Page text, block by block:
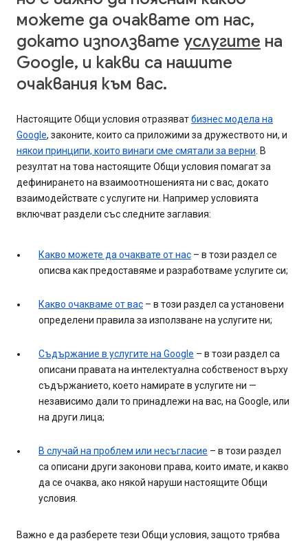
можете да очаквате от нас,
докато използвате услугите на
Google, и какви са нашите
очаквания към вас.
Настоящите Общи условия отразяватбизнес модела на
Google, законите, които са приложими за дружеството ни, и
някои принципи, които винаги сме смятали за верни . В
резултат на това настоящите Общи условия помагат за
дефинирането на взаимоотношенията ни с вас, докато
взаимодействате с услугите ни. Например условията
включват раздели със следните заглавия:
Какво можете да очаквате от нас – в този раздел се
описва как предоставяме и разработваме услугите си;
Какво очакваме от вас – в този раздел са установени
определени правила за използване на услугите ни;
Съдържание в услугите на Google – в този раздел са
описани правата на интелектуална собственост върху
съдържанието, което намирате в услугите ни —
независимо дали то принадлежи на вас, на Google, или
на други лица;
В случай на проблем или несъгласие – в този раздел
са описани други законови права, които имате, и какво
да се очаква, ако някой наруши настоящите Общи
условия.
Важно е да разберете тези Общи условия, защото трябва